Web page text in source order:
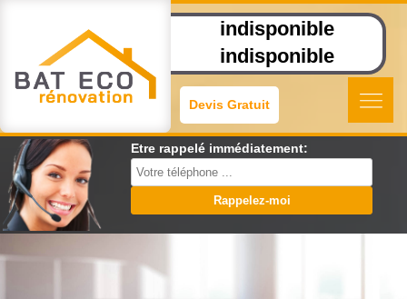
indisponible
indisponible
Devis Gratuit
Etre rappelé immédiatement: